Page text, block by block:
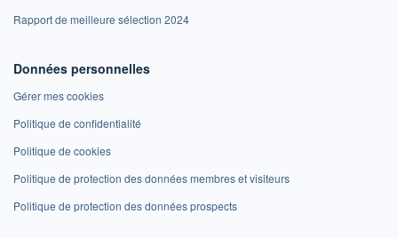
Rapport de meilleure sélection 2024
Données personnelles
Gérer mes cookies
Politique de confidentialité
Politique de cookies
Politique de protection des données membres et visiteurs
Politique de protection des données prospects